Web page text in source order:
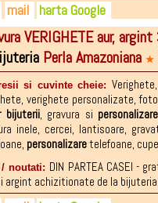
177.377
960.129
838.262
mail harta Google
VERIGHETE aur,
Perla Amazoniana ★
si cuvinte cheie: Verighete,
, verighete personalizate,
bijuterii, gravura si personalizare
inele, cercei, lantisoare,
, personalizaretelefoane,
/ noutati: DIN PARTEA CASEI -
argint achizitionate de la bijuteria